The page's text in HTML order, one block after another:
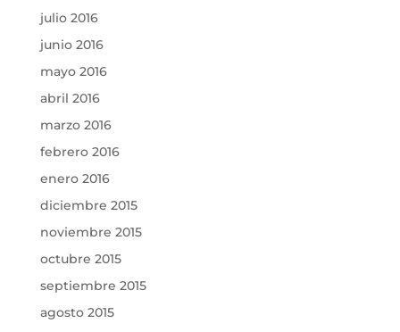
julio 2016
junio 2016
mayo 2016
abril 2016
marzo 2016
febrero 2016
enero 2016
diciembre 2015
noviembre 2015
octubre 2015
septiembre 2015
agosto 2015